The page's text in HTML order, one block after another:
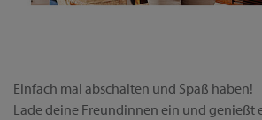
Einfach mal abschalten und Spaß haben!
Lade deine Freundinnen ein und genießt